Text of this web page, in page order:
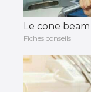
Le cone beam
Fiches conseils